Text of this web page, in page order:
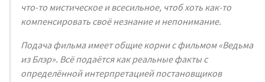
что-то мистическое и всесильное, чтоб хоть как-то
компенсировать своё незнание и непонимание.
Подача фильма имеет общие корни с фильмом «Ведьма
из Блэр». Всё подаётся как реальные факты с
определённой интерпретацией постановщиков